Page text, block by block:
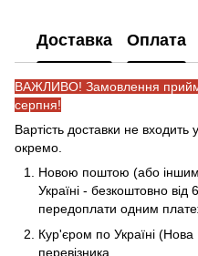
Доставка Оплата
ВАЖЛИВО! Замовлення
серпня!
Вартість доставки не входить
окремо.
Новою поштою (або
Україні - безкоштовно
передоплати одним
Кур'єром по Україні
перевізника.